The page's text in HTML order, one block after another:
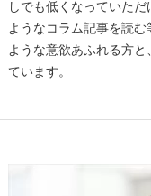
しでも低くなっていた
ようなコラム記事を読
ような意欲あふれる方
ています。